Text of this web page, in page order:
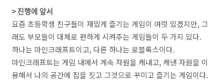
> 진행에 앞서
요즘 초등학생 친구들이 재밌게 즐기는 게임이 여럿 있겠지만, 그
래도 부모들이 대체로 편하게 시켜주는 게임들이 두 가지 있다.
하나는 마인크래프트이고, 다른 하나는 로블록스이다.
마인크래프트는 게임 내에서 계속 자원을 캐내고, 캐낸 자원을 이
용해서 나의 공간에 집을 짓고 그것으로 꾸미고 즐기는 게임이다.